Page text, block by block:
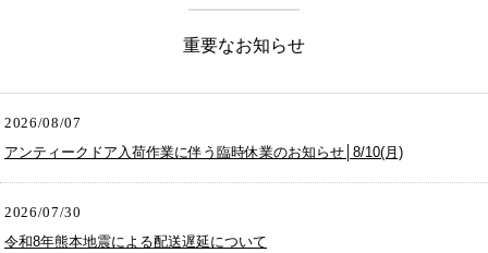
重要なお知らせ
2026/08/07
アンティークドア入荷作業に伴う臨時休業のお知らせ│8/10(月)
2026/07/30
令和8年熊本地震による配送遅延について